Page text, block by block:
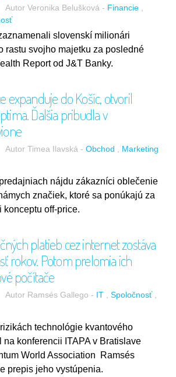
Autor Veronika Belušková- Financie
slovenskí milionári
rastu svojho majetku za posledné
Report od J&T Banky.
expanduje do Košíc, otvoril
Ďalšia pribudla v
Autor Timea Ilavská-Obchod
Marketing
nájdu zákazníci oblečenie
značiek, ktoré sa ponúkajú za
konceptu off-price.
platieb cez internet zostáva
rokov. Potom prelomia ich
počítače
Autor Ramsés Gallego- IT
Spoločnosť
technológie kvantového
na konferencii ITAPA v Bratislave
World Association Ramsés
prepis jeho vystúpenia.